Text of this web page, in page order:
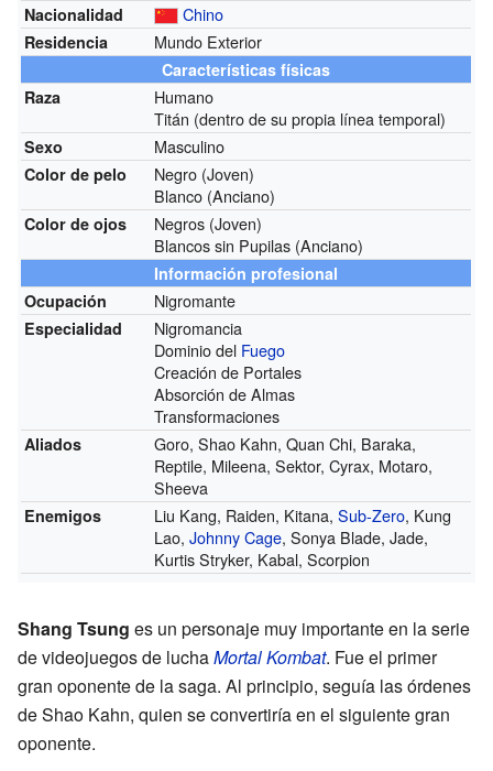
Nacionalidad Chino
Residencia Mundo Exterior
Características físicas
Raza
Humano
Titán (dentro de su propia línea temporal)
Sexo Masculino
Color de pelo
Negro (Joven)
Blanco (Anciano)
Color de ojos
Negros (Joven)
Blancos sin Pupilas (Anciano)
Información profesional
Ocupación
Nigromante
Especialidad
Nigromancia
Dominio del Fuego
Creación de Portales
Absorción de Almas
Transformaciones
Aliados
Goro, Shao Kahn, Quan Chi, Baraka,
Reptile, Mileena, Sektor, Cyrax, Motaro,
Sheeva
Enemigos Liu Kang, Raiden, Kitana,Sub-Zero, Kung
Lao,Johnny Cage, Sonya Blade, Jade,
Kurtis Stryker, Kabal, Scorpion
Shang Tsung es un personaje muy importante en la serie
de videojuegos de luchaMortal Kombat. Fue el primer
gran oponente de la saga. Al principio, seguía las órdenes
de Shao Kahn, quien se convertiría en el siguiente gran
oponente.